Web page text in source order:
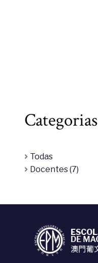
Categorias
Todas
Docentes (7)